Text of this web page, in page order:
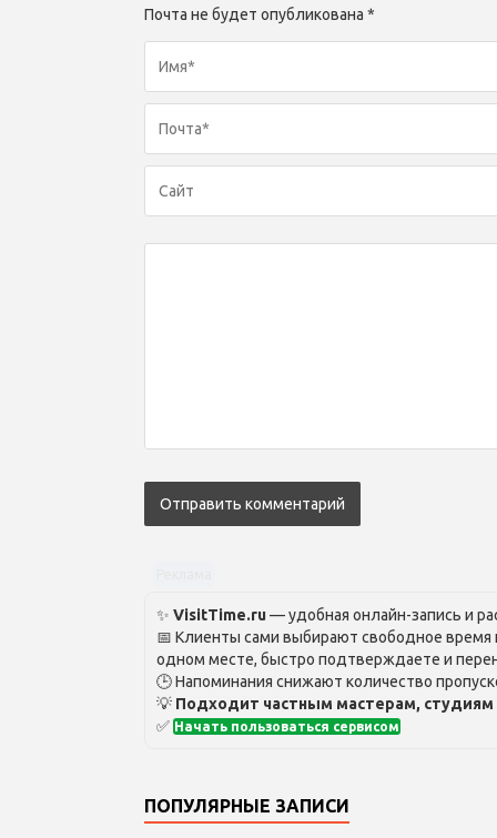
Почта не будет опубликована *
✨ VisitTime.ru— удобная онлайн-запись и
📅 Клиенты сами выбирают свободное время
одном месте, быстро подтверждаете и
🕒 Напоминания снижают количество
💡 Подходит частным мастерам,
✅ Начать пользоваться сервисом
ПОПУЛЯРНЫЕ ЗАПИСИ